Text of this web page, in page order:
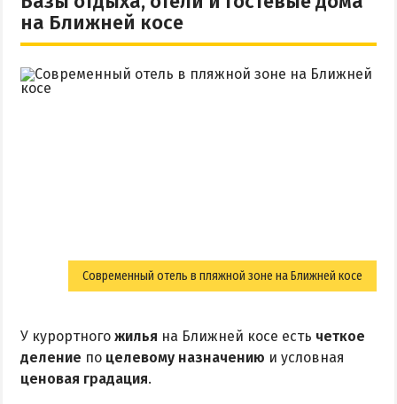
на Ближней косе
Современный отель в пляжной зоне на Ближней косе
У курортного жилья на Ближней косе есть четкое
деление по целевому назначению и условная
ценовая градация.